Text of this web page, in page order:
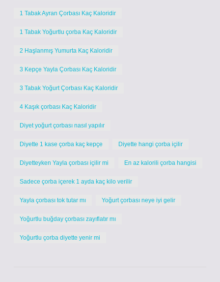
1 Tabak Ayran Çorbası Kaç Kaloridir
1 Tabak Yoğurtlu çorba Kaç Kaloridir
2 Haşlanmış Yumurta Kaç Kaloridir
3 Kepçe Yayla Çorbası Kaç Kaloridir
3 Tabak Yoğurt Çorbası Kaç Kaloridir
4 Kaşık çorbası Kaç Kaloridir
Diyet yoğurt çorbası nasıl yapılır
Diyette 1 kase çorba kaç kepçe Diyette hangi çorba içilir
Diyetteyken Yayla çorbası içilir mi En az kalorili çorba hangisi
Sadece çorba içerek 1 ayda kaç kilo verilir
Yayla çorbası tok tutar mı Yoğurt çorbası neye iyi gelir
Yoğurtlu buğday çorbası zayıflatır mı
Yoğurtlu çorba diyette yenir mi